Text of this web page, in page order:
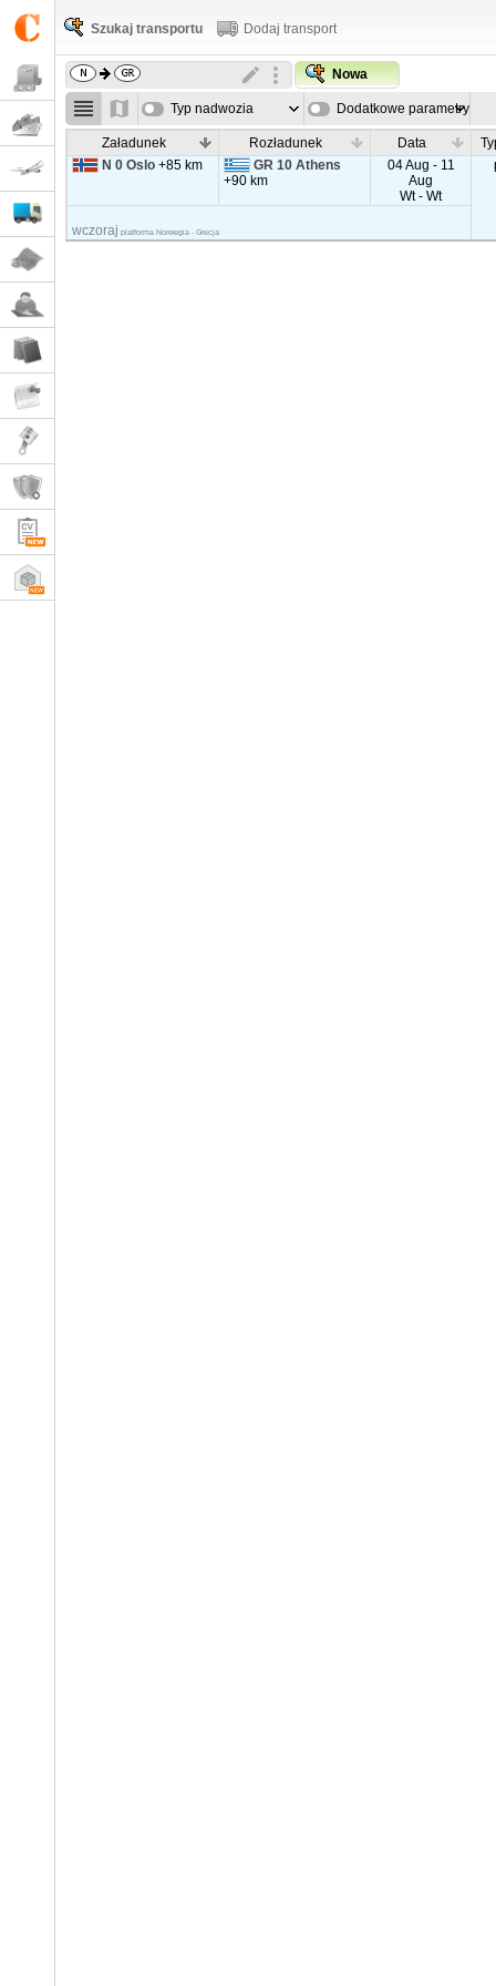
Szukaj transportu Dodaj transport
Nowa
Typ nadwozia Dodatkowe parametry
Załadunek Rozładunek Data
N 0 Oslo+85 km
GR 10 Athens
+90 km
04 Aug - 11
Aug
Wt - Wt
wczoraj platforma Norwegia - Grecja